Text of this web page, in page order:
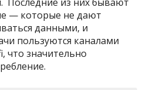
— которые не дают
данными, и
пользуются каналами
что значительно